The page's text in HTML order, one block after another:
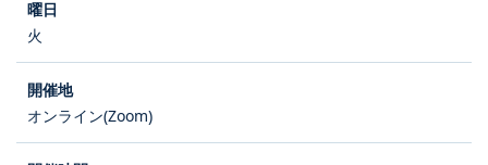
火
オンライン(Zoom)